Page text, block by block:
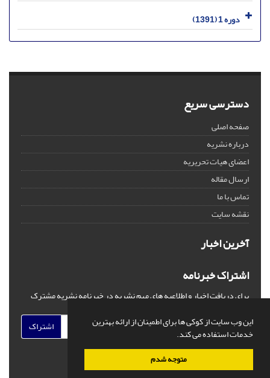
این وب سایت از کوکی ها برای اطمینان از ارائه بهترین
خدمات استفاده می کند.
متوجه شدم
دوره 1 (1391)
دسترسی سریع
صفحه اصلی
درباره نشریه
اعضای هیات تحریریه
ارسال مقاله
تماس با ما
نقشه سایت
آخرین اخبار
اشتراک خبرنامه
برای دریافت اخبار و اطلاعیه های مهم نشریه در خبرنامه نشریه مشترک
اشتراک